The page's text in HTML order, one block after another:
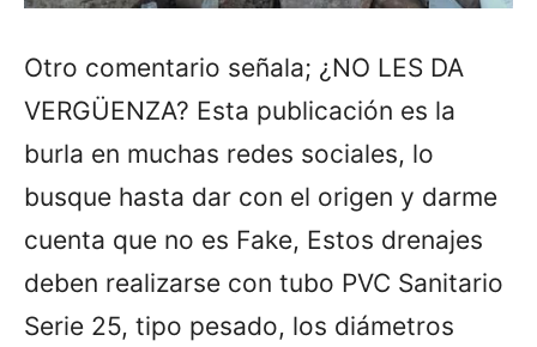
Otro comentario señala; ¿NO LES DA
VERGÜENZA? Esta publicación es la
burla en muchas redes sociales, lo
busque hasta dar con el origen y darme
cuenta que no es Fake, Estos drenajes
deben realizarse con tubo PVC Sanitario
Serie 25, tipo pesado, los diámetros